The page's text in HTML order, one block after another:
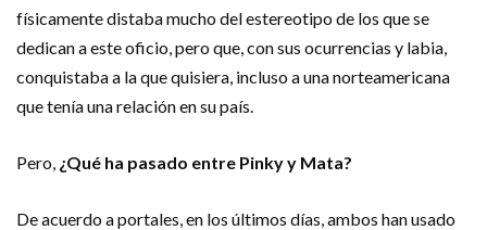
físicamente distaba mucho del estereotipo de los que se
dedican a este oficio, pero que, con sus ocurrencias y labia,
conquistaba a la que quisiera, incluso a una norteamericana
que tenía una relación en su país.
Pero, ¿Qué ha pasado entre Pinky y Mata?
De acuerdo a portales, en los últimos días, ambos han usado